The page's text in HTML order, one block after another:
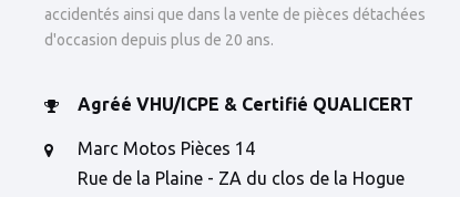
accidentés ainsi que dans la vente de pièces détachées
d'occasion depuis plus de 20 ans.
Agréé VHU/ICPE & Certifié QUALICERT
Marc Motos Pièces 14
Rue de la Plaine - ZA du clos de la Hogue